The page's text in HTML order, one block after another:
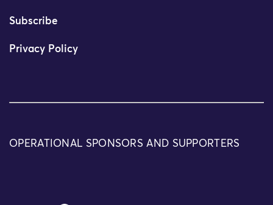
Subscribe
Privacy Policy
OPERATIONAL SPONSORS AND SUPPORTERS